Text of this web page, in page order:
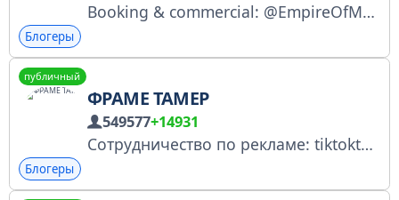
Booking & commercial: @EmpireOfMusic_Tabriz или +79852267676 в what’s app; По вопросам рекламы: @KrisPROTG РКН: https://clck.ru/3MFw7w
Блогеры
публичный
ФРАМЕ ТАМЕР
549577+14931
Сотрудничество по рекламе: tiktoktamer@yandex.ru "Включена Роскомнадзором в перечень персональных страниц: https://www.gosuslugi.ru/snet/677fc2276aa9672b96844708"
Блогеры